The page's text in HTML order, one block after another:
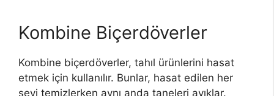
Kombine Biçerdöverler
Kombine biçerdöverler, tahıl ürünlerini hasat
etmek için kullanılır. Bunlar, hasat edilen her
şeyi temizlerken aynı anda taneleri ayıklar.